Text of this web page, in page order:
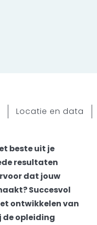
Locatie en data
beste uit je
resultaten
dat jouw
Succesvol
ontwikkelen van
de opleiding